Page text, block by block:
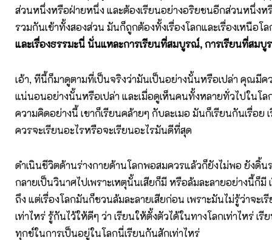
ส่วนหนึ่งหรือฝ่ายหนึ่ง และต้องเรียนอย่างอริยชนอีกส่วนหนึ่งห
รวมกันเข้าทั้งสองส่วน มันก็ถูกต้องทั้งเรื่องโลกและเรื่องเหนือโ
และเรื่องธรรมะนี่นั่นแหละการเรียนที่สมบูรณ์, การเรียนที่สมบู
เอ้า, ทีนี้ก็มาดูตามที่เป็นจริงว่ามันเป็นอย่างนั้นหรือเปล่า คุณมีค
แน่นอนอย่างนั้นหรือเปล่า และเมื่อดูเห็นคนทั้งหลายทั่วไปในโล
ความคิดอย่างนี้ เขาก็เรียนคล้ายๆ กับละเมอ มันก็เรียนกันเรื่อย
ควรจะเรียนอะไรหรือจะเรียนอะไรมันดีที่สุด
ดำเนินชีวิตด้านร่างกายด้านโลกพอสมควรแล้วก็ยังไม่พอ ยังดิ้
กลายเป็นวินาศไปเพราะเหตุนั้นเสียก็มี หรือล้มละลายอย่างนี้ก็มี
ถึง แต่เรื่องโลกมันก็ชวนล้มละลายเสียก่อน เพราะมันไม่รู้ว่าจะเ
เท่าไหร่ รู้กันไว้ให้ดีๆ ว่า เรียนให้ตั้งตัวได้ในทางโลกเท่าไหร่ เรี
ทุกข์ในการเป็นอยู่ในโลกนี่เรียนกันสักเท่าไหร่